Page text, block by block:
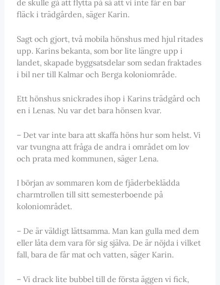
de skulle gå att flytta på så att vi inte får en bar
fläck i trädgården, säger Karin.
Sagt och gjort, två mobila hönshus med hjul ritades
upp. Karins bekanta, som bor lite längre upp i
landet, skapade byggsatsdelar som sedan fraktades
i bil ner till Kalmar och Berga koloniområde.
Ett hönshus snickrades ihop i Karins trädgård och
en i Lenas. Nu var det bara hönsen kvar.
– Det var inte bara att skaffa höns hur som helst. Vi
var tvungna att fråga de andra i området om lov
och prata med kommunen, säger Lena.
I början av sommaren kom de fjäderbeklädda
charmtrollen till sitt semesterboende på
koloniområdet.
– De är väldigt lättsamma. Man kan gulla med dem
eller låta dem vara för sig själva. De är nöjda i vilket
fall, bara de får mat och vatten, säger Karin.
– Vi drack lite bubbel till de första äggen vi fick,